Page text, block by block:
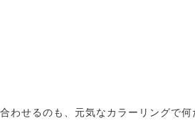
わせるのも、元気なカラーリングで